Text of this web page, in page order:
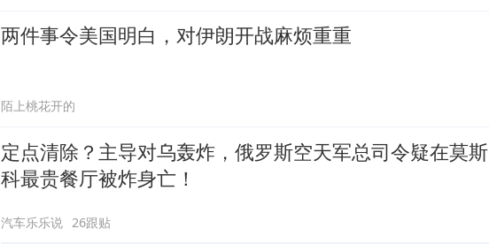
两件事令美国明白，对伊朗开战麻烦重重
陌上桃花开的
定点清除？主导对乌轰炸，俄罗斯空天军总司令疑在莫斯
科最贵餐厅被炸身亡！
汽车乐乐说 26跟贴